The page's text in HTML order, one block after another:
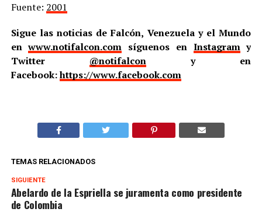
Fuente: 2001
Sigue las noticias de Falcón, Venezuela y el Mundo
enwww.notifalcon.com síguenos en Instagramy
Twitter @notifalcony en
Facebook:https://www.facebook.com
TEMAS RELACIONADOS
SIGUIENTE
Abelardo de la Espriella se juramenta como presidente
de Colombia